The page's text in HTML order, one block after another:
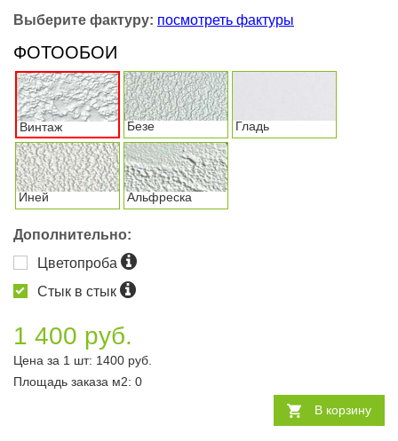
Выберите фактуру: посмотреть фактуры
ФОТООБОИ
Винтаж Безе Гладь
Иней Альфреска
Дополнительно:
Цветопроба
Стык в стык
1 400 руб.
Цена за 1 шт: 1400 руб.
Площадь заказа м2: 0
В корзину